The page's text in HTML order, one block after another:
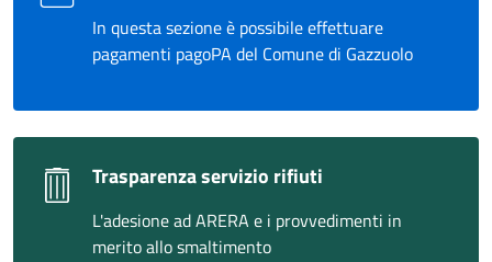
In questa sezione è possibile effettuare
pagamenti pagoPA del Comune di Gazzuolo
Trasparenza servizio rifiuti
L'adesione ad ARERA e i provvedimenti in
merito allo smaltimento